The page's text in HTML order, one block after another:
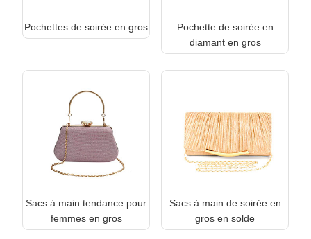
Pochettes de soirée en gros
Pochette de soirée en
diamant en gros
Sacs à main tendance pour
femmes en gros
Sacs à main de soirée en
gros en solde